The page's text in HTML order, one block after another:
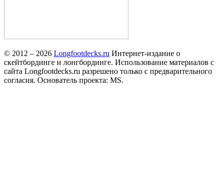
© 2012 – 2026 Longfootdecks.ru Интернет-издание о
скейтбординге и лонгбординге. Использование материалов с
сайта Longfootdecks.ru разрешено только с предварительного
согласия. Основатель проекта: MS.